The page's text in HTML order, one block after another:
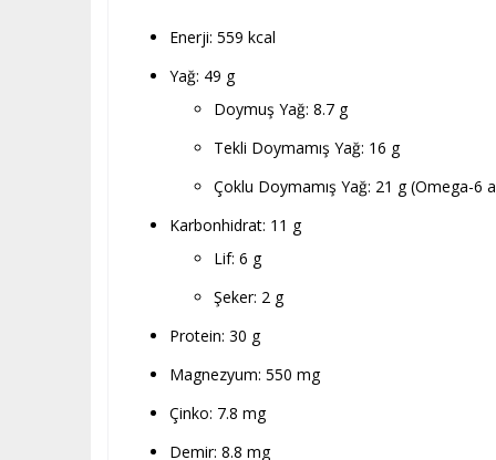
Enerji: 559 kcal
Yağ: 49 g
Doymuş Yağ: 8.7 g
Tekli Doymamış Yağ: 16 g
Çoklu Doymamış Yağ: 21 g (Omega-6
Karbonhidrat: 11 g
Lif: 6 g
Şeker: 2 g
Protein: 30 g
Magnezyum: 550 mg
Çinko: 7.8 mg
Demir: 8.8 mg